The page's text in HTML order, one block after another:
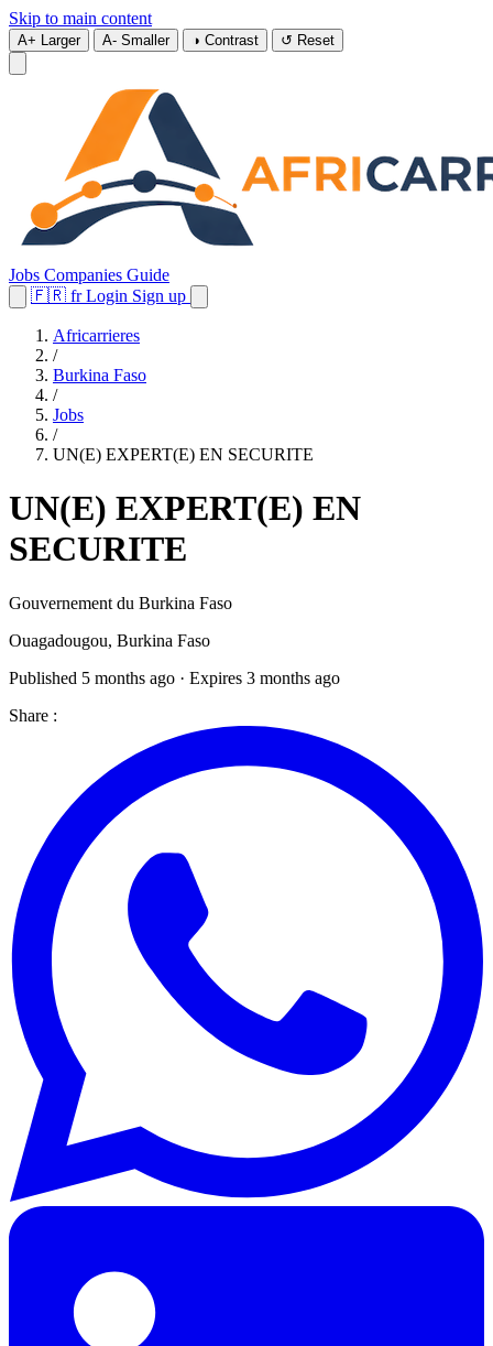
Skip to main content
A+ Larger A- Smaller ◑ Contrast ↺ Reset
Jobs Companies Guide
🇫🇷 fr Login Sign up
Africarrieres
/
Burkina Faso
/
Jobs
/
UN(E) EXPERT(E) EN SECURITE
UN(E) EXPERT(E) EN
SECURITE
Gouvernement du Burkina Faso
Ouagadougou, Burkina Faso
Published 5 months ago · Expires 3 months ago
Share :